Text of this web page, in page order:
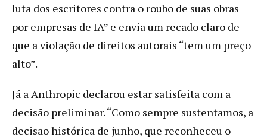
luta dos escritores contra o roubo de suas obras
por empresas de IA” e envia um recado claro de
que a violação de direitos autorais “tem um preço
alto”.
Já a Anthropic declarou estar satisfeita com a
decisão preliminar. “Como sempre sustentamos, a
decisão histórica de junho, que reconheceu o